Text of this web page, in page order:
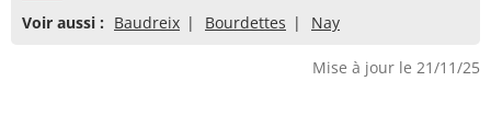
Voir aussi : Baudreix Bourdettes Nay
Mise à jour le 21/11/25